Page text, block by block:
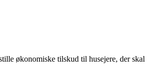
økonomiske tilskud til husejere, der skal